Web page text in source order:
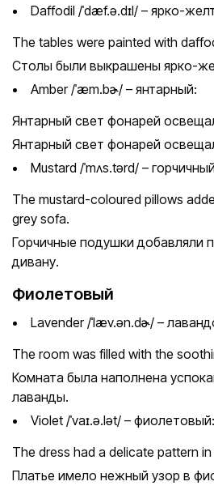
Daffodil /ˈdæf.ə.dɪl/ – ярко-
The tables were painted with
Столы были выкрашены ярко-
Amber /ˈæm.bɚ/ – янтарный:
Янтарный свет фонарей
Янтарный свет фонарей
Mustard /ˈmʌs.tərd/ –
The mustard-coloured pillows
grey sofa.
Горчичные подушки добавляли
дивану.
Фиолетовый
Lavender /ˈlæv.ən.dɚ/ –
The room was filled with the
Комната была наполнена
лаванды.
Violet /ˈvaɪ.ə.lət/ – фиолетовый:
The dress had a delicate pattern
Платье имело нежный узор в